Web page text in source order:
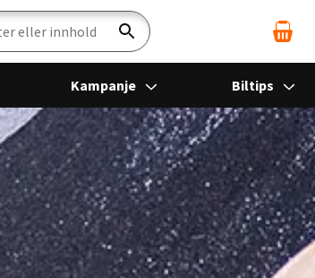
Søk
Kampanje Biltips